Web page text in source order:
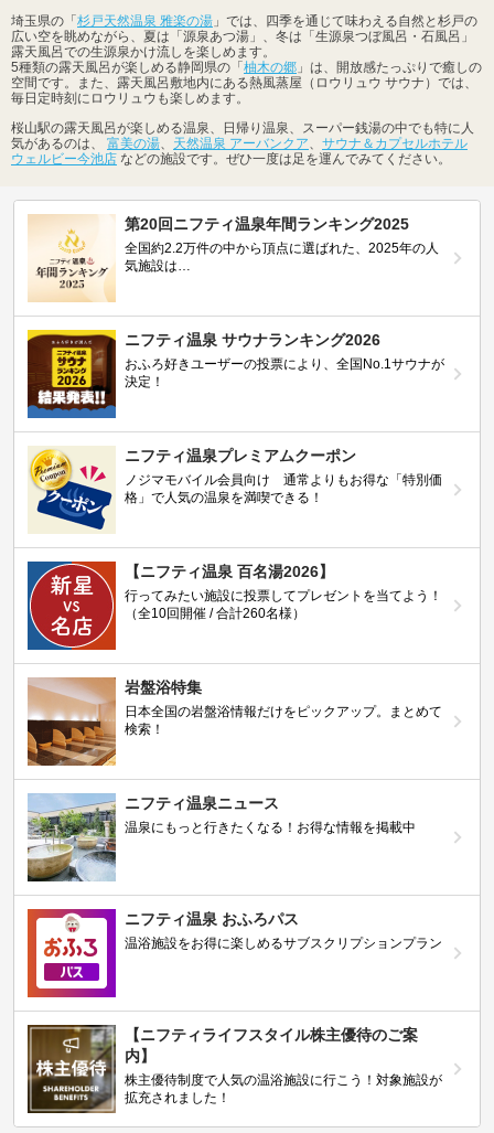
埼玉県の「 杉戸天然温泉 雅楽の湯 」では、四季を通じて味わえる自然と杉戸の
広い空を眺めながら、夏は「源泉あつ湯」、冬は「生源泉つぼ風呂・石風呂」
露天風呂での生源泉かけ流しを楽しめます。
5種類の露天風呂が楽しめる静岡県の「 柚木の郷 」は、開放感たっぷりで癒しの
空間です。また、露天風呂敷地内にある熱風蒸屋（ロウリュウ サウナ）では、
毎日定時刻にロウリュウも楽しめます。
桜山駅の露天風呂が楽しめる温泉、日帰り温泉、スーパー銭湯の中でも特に人
気があるのは、 富美の湯、 天然温泉 アーバンクア、 サウナ＆カプセルホテル
ウェルビー今池店 などの施設です。ぜひ一度は足を運んでみてください。
第20回ニフティ温泉年間ランキング2025
全国約2.2万件の中から頂点に選ばれた、2025年の人
気施設は…
ニフティ温泉 サウナランキング2026
おふろ好きユーザーの投票により、全国No.1サウナが
決定！
ニフティ温泉プレミアムクーポン
ノジマモバイル会員向け 通常よりもお得な「特別価
格」で人気の温泉を満喫できる！
【ニフティ温泉 百名湯2026】
行ってみたい施設に投票してプレゼントを当てよう！
（全10回開催 / 合計260名様）
岩盤浴特集
日本全国の岩盤浴情報だけをピックアップ。まとめて
検索！
ニフティ温泉ニュース
温泉にもっと行きたくなる！お得な情報を掲載中
ニフティ温泉 おふろパス
温浴施設をお得に楽しめるサブスクリプションプラン
【ニフティライフスタイル株主優待のご案
内】
株主優待制度で人気の温浴施設に行こう！対象施設が
拡充されました！